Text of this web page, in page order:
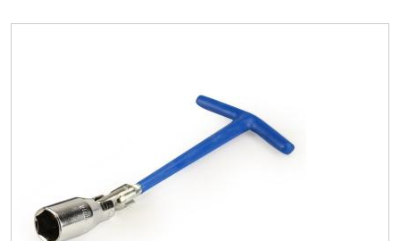
Rotax EVO DD2
Courroie crantrée